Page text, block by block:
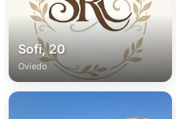
Sofi, 20
Oviedo